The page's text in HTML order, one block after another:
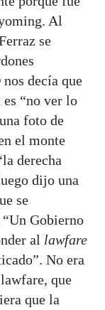
Al
se
decía que
“no ver lo
foto de
el monte
derecha
dijo una
se
Gobierno
al lawfare
No era
que
que la